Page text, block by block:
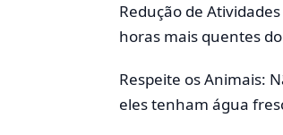
Redução de
horas mais quentes
Respeite os Animais:
eles tenham água